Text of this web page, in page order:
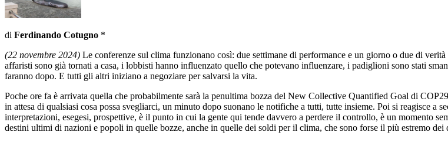
di Ferdinando Cotugno *
(22 novembre 2024) Le conferenze sul clima funzionano così: due settimane di performance e un giorno o due di
affaristi sono già tornati a casa, i lobbisti hanno influenzato quello che potevano influenzare, i padiglioni sono stati
faranno dopo. E tutti gli altri iniziano a negoziare per salvarsi la vita.
Poche ore fa è arrivata quella che probabilmente sarà la penultima bozza del New Collective Quantified Goal di
in attesa di qualsiasi cosa possa svegliarci, un minuto dopo suonano le notifiche a tutti, tutte insieme. Poi si reagisce a
interpretazioni, esegesi, prospettive, è il punto in cui la gente qui tende davvero a perdere il controllo, è un momento
destini ultimi di nazioni e popoli in quelle bozze, anche in quelle dei soldi per il clima, che sono forse il più estremo